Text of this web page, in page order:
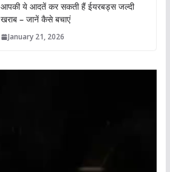
आपकी ये आदतें कर सकती हैं ईयरबड्स जल्दी
खराब – जानें कैसे बचाएं
January 21, 2026